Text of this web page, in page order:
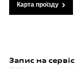
Карта проїзду
Запис на сервіс